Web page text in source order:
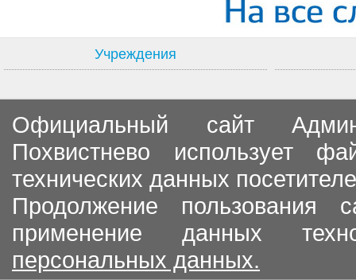
Учреждения
Официальный сайт
Похвистнево использует
технических данных
Продолжение пользования
применение данных
персональных данных.